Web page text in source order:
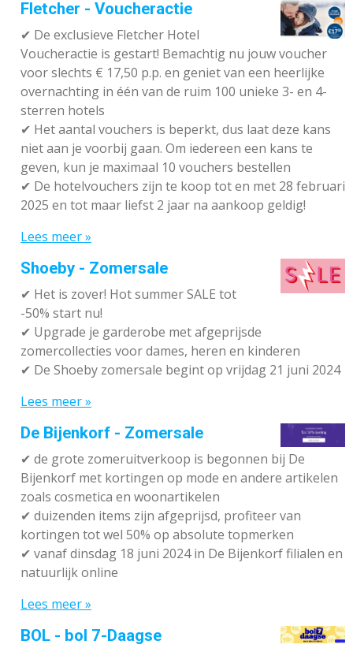
Fletcher - Voucheractie
✔ De exclusieve Fletcher Hotel
Voucheractie is gestart! Bemachtig nu jouw voucher
voor slechts € 17,50 p.p. en geniet van een heerlijke
overnachting in één van de ruim 100 unieke 3- en 4-
sterren hotels
✔ Het aantal vouchers is beperkt, dus laat deze kans
niet aan je voorbij gaan. Om iedereen een kans te
geven, kun je maximaal 10 vouchers bestellen
✔ De hotelvouchers zijn te koop tot en met 28 februari
2025 en tot maar liefst 2 jaar na aankoop geldig!
Lees meer »
Shoeby - Zomersale
✔ Het is zover! Hot summer SALE tot
-50% start nu!
✔ Upgrade je garderobe met afgeprijsde
zomercollecties voor dames, heren en kinderen
✔ De Shoeby zomersale begint op vrijdag 21 juni 2024
Lees meer »
De Bijenkorf - Zomersale
✔ de grote zomeruitverkoop is begonnen bij De
Bijenkorf met kortingen op mode en andere artikelen
zoals cosmetica en woonartikelen
✔ duizenden items zijn afgeprijsd, profiteer van
kortingen tot wel 50% op absolute topmerken
✔ vanaf dinsdag 18 juni 2024 in De Bijenkorf filialen en
natuurlijk online
Lees meer »
BOL - bol 7-Daagse